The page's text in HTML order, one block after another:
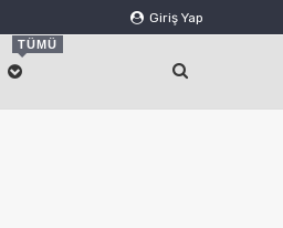
Giriş Yap
TÜMÜ